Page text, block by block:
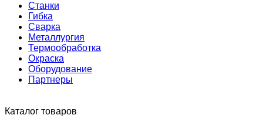
Станки
Гибка
Сварка
Металлургия
Термообработка
Окраска
Оборудование
Партнеры
Каталог товаров